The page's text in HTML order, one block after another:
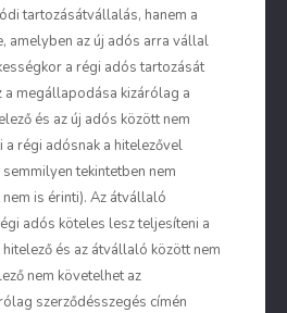
tartozásátvállalás, hanem a
amelyben az új adós arra vállal
a régi adós tartozását
a megállapodása kizárólag a
és az új adós között nem
régi adósnak a hitelezővel
tekintetben nem
is érinti). Az átvállaló
adós köteles lesz teljesíteni a
és az átvállaló között nem
nem követelhet az
szerződésszegés címén